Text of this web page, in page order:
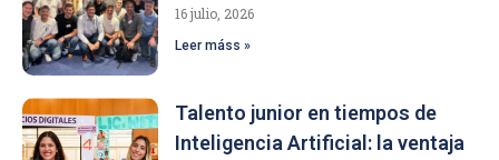
16 julio, 2026
Leer máss »
Talento junior en tiempos de
Inteligencia Artificial: la ventaja